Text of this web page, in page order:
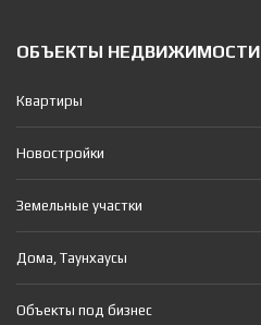
ОБЪЕКТЫ НЕДВИЖИМОСТИ
Квартиры
Новостройки
Земельные участки
Дома, Таунхаусы
Объекты под бизнес